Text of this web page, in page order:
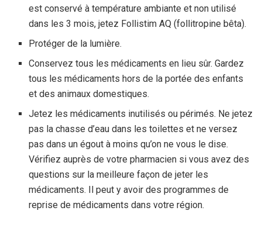
est conservé à température ambiante et non utilisé
dans les 3 mois, jetez Follistim AQ (follitropine bêta).
Protéger de la lumière.
Conservez tous les médicaments en lieu sûr. Gardez
tous les médicaments hors de la portée des enfants
et des animaux domestiques.
Jetez les médicaments inutilisés ou périmés. Ne jetez
pas la chasse d’eau dans les toilettes et ne versez
pas dans un égout à moins qu’on ne vous le dise.
Vérifiez auprès de votre pharmacien si vous avez des
questions sur la meilleure façon de jeter les
médicaments. Il peut y avoir des programmes de
reprise de médicaments dans votre région.